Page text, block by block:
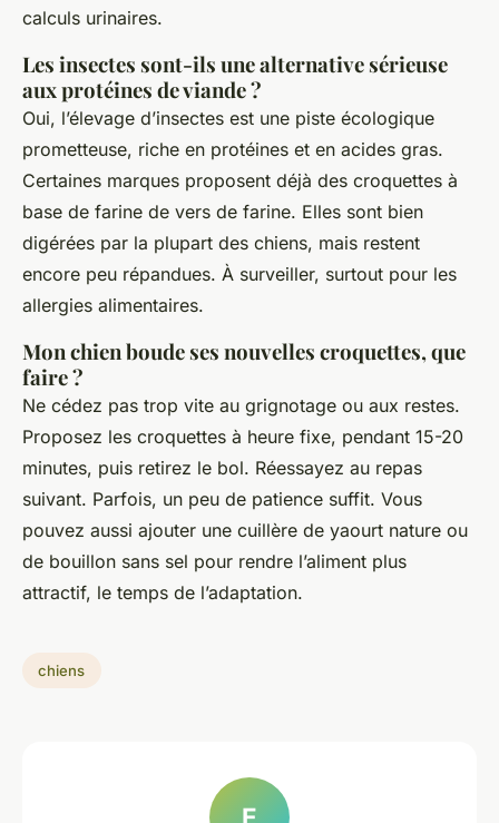
calculs urinaires.
Les insectes sont-ils une alternative sérieuse
aux protéines de viande ?
Oui, l’élevage d’insectes est une piste écologique
prometteuse, riche en protéines et en acides gras.
Certaines marques proposent déjà des croquettes à
base de farine de vers de farine. Elles sont bien
digérées par la plupart des chiens, mais restent
encore peu répandues. À surveiller, surtout pour les
allergies alimentaires.
Mon chien boude ses nouvelles croquettes, que
faire ?
Ne cédez pas trop vite au grignotage ou aux restes.
Proposez les croquettes à heure fixe, pendant 15-20
minutes, puis retirez le bol. Réessayez au repas
suivant. Parfois, un peu de patience suffit. Vous
pouvez aussi ajouter une cuillère de yaourt nature ou
de bouillon sans sel pour rendre l’aliment plus
attractif, le temps de l’adaptation.
chiens
E